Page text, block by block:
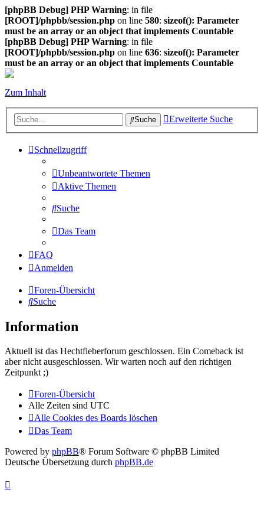
[phpBB Debug] PHP Warning: in file
[ROOT]/phpbb/session.php on line 580: sizeof(): Parameter
must be an array or an object that implements Countable
[phpBB Debug] PHP Warning: in file
[ROOT]/phpbb/session.php on line 636: sizeof(): Parameter
must be an array or an object that implements Countable
Zum Inhalt
Suche Erweiterte Suche
Schnellzugriff
Unbeantwortete Themen
Aktive Themen
Suche
Das Team
FAQ
Anmelden
Foren-Übersicht
Suche
Information
Aktuell ist das Hechtfieberforum geschlossen. Ein Comeback ist
aber nicht ausgeschlossen. Wir warten noch auf den richtigen
Zeitpunkt ;)
Foren-Übersicht
Alle Zeiten sind UTC
Alle Cookies des Boards löschen
Das Team
Powered by phpBB® Forum Software © phpBB Limited
Deutsche Übersetzung durch phpBB.de